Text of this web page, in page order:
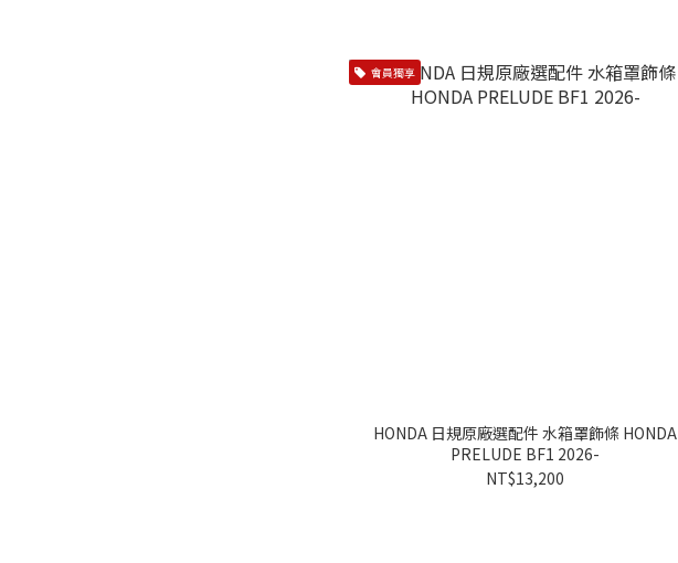
會員獨享
HONDA 日規原廠選配件 水箱罩飾條 HONDA
PRELUDE BF1 2026-
NT$13,200